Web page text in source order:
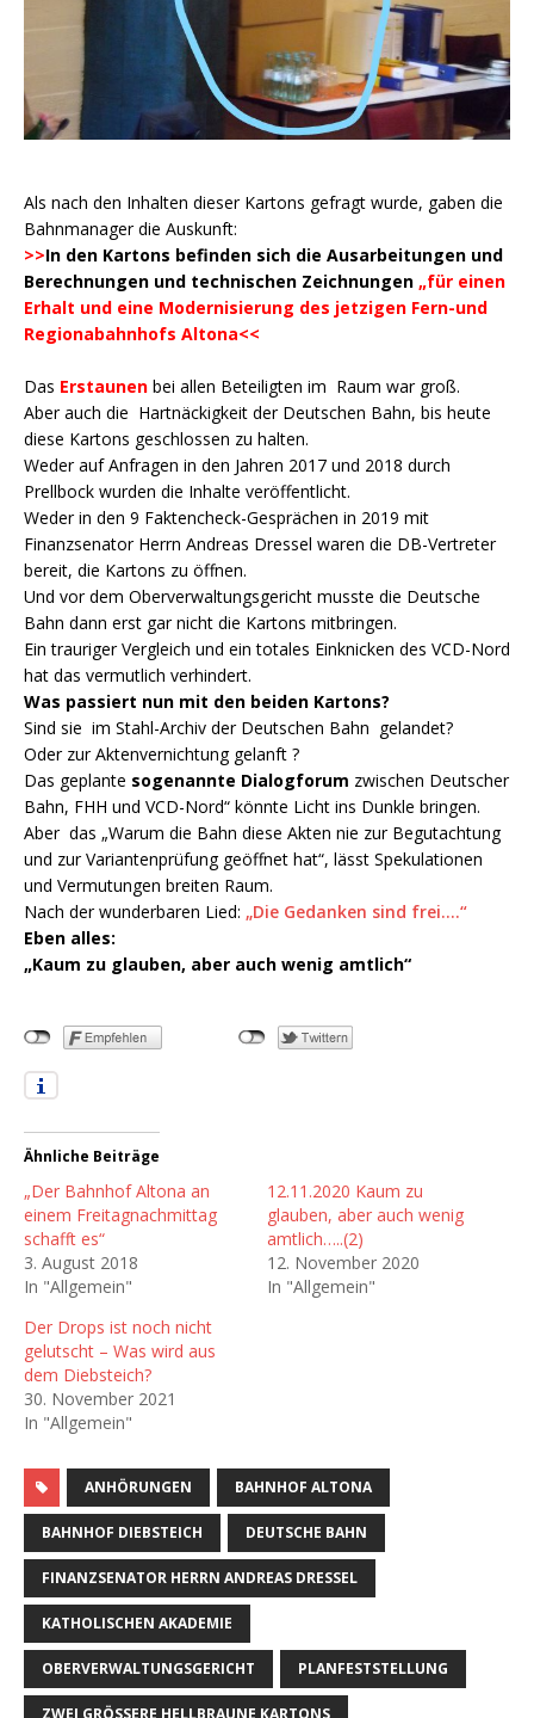
Als nach den Inhalten dieser Kartons gefragt wurde, gaben die
Bahnmanager die Auskunft:
>>In den Kartons befinden sich die Ausarbeitungen und
Berechnungen und technischen Zeichnungen „für einen
Erhalt und eine Modernisierung des jetzigen Fern-und
Regionabahnhofs Altona<<
Das Erstaunen bei allen Beteiligten im Raum war groß.
Aber auch die Hartnäckigkeit der Deutschen Bahn, bis heute
diese Kartons geschlossen zu halten.
Weder auf Anfragen in den Jahren 2017 und 2018 durch
Prellbock wurden die Inhalte veröffentlicht.
Weder in den 9 Faktencheck-Gesprächen in 2019 mit
Finanzsenator Herrn Andreas Dressel waren die DB-Vertreter
bereit, die Kartons zu öffnen.
Und vor dem Oberverwaltungsgericht musste die Deutsche
Bahn dann erst gar nicht die Kartons mitbringen.
Ein trauriger Vergleich und ein totales Einknicken des VCD-Nord
hat das vermutlich verhindert.
Was passiert nun mit den beiden Kartons?
Sind sie im Stahl-Archiv der Deutschen Bahn gelandet?
Oder zur Aktenvernichtung gelanft ?
Das geplante sogenannte Dialogforum zwischen Deutscher
Bahn, FHH und VCD-Nord“ könnte Licht ins Dunkle bringen.
Aber das „Warum die Bahn diese Akten nie zur Begutachtung
und zur Variantenprüfung geöffnet hat“, lässt Spekulationen
und Vermutungen breiten Raum.
Nach der wunderbaren Lied: „Die Gedanken sind frei….“
Eben alles:
„Kaum zu glauben, aber auch wenig amtlich“
Ähnliche Beiträge
„Der Bahnhof Altona an
einem Freitagnachmittag
schafft es“
3. August 2018
In "Allgemein"
12.11.2020 Kaum zu
glauben, aber auch wenig
amtlich…..(2)
12. November 2020
In "Allgemein"
Der Drops ist noch nicht
gelutscht – Was wird aus
dem Diebsteich?
30. November 2021
In "Allgemein"
ANHÖRUNGEN BAHNHOF ALTONA
BAHNHOF DIEBSTEICH DEUTSCHE BAHN
FINANZSENATOR HERRN ANDREAS DRESSEL
KATHOLISCHEN AKADEMIE
OBERVERWALTUNGSGERICHT PLANFESTSTELLUNG